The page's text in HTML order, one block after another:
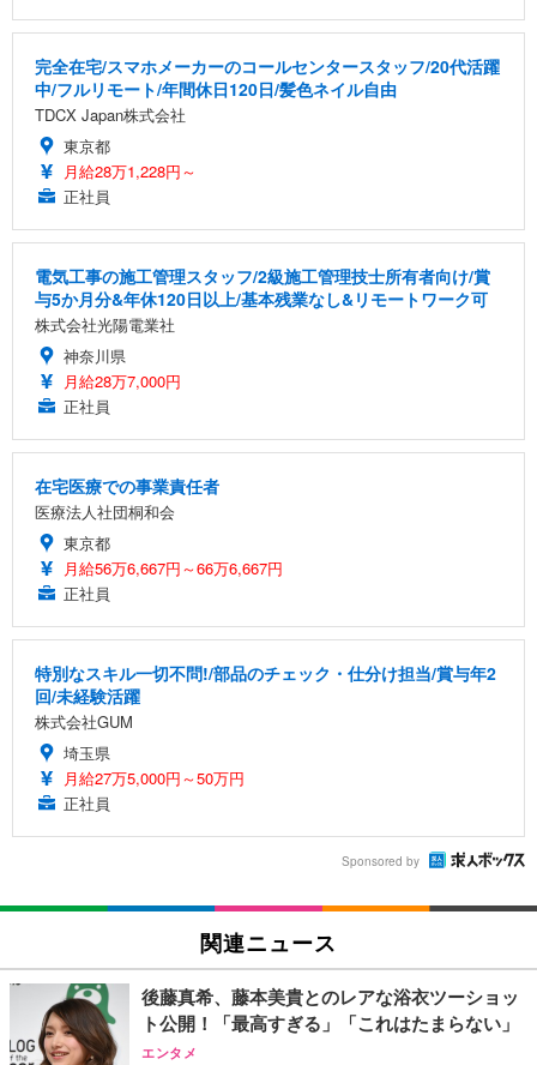
完全在宅/スマホメーカーのコールセンタースタッフ/20代活躍
中/フルリモート/年間休日120日/髪色ネイル自由
TDCX Japan株式会社
東京都
月給28万1,228円～
正社員
電気工事の施工管理スタッフ/2級施工管理技士所有者向け/賞
与5か月分&年休120日以上/基本残業なし&リモートワーク可
株式会社光陽電業社
神奈川県
月給28万7,000円
正社員
在宅医療での事業責任者
医療法人社団桐和会
東京都
月給56万6,667円～66万6,667円
正社員
特別なスキル一切不問!/部品のチェック・仕分け担当/賞与年2
回/未経験活躍
株式会社GUM
埼玉県
月給27万5,000円～50万円
正社員
Sponsored by
関連ニュース
後藤真希、藤本美貴とのレアな浴衣ツーショッ
ト公開！「最高すぎる」「これはたまらない」
エンタメ